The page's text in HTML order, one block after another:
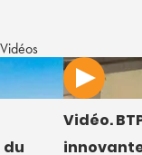
Vidéos
Vidéo.